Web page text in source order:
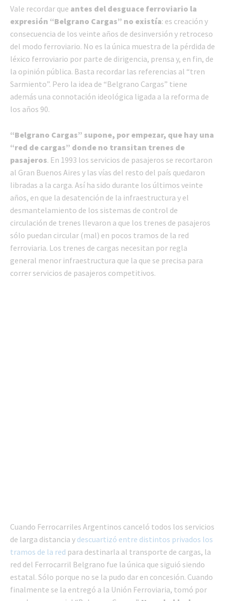
Vale recordar que antes del desguace ferroviario la
expresión “Belgrano Cargas” no existía: es creación y
consecuencia de los veinte años de desinversión y retroceso
del modo ferroviario. No es la única muestra de la pérdida de
léxico ferroviario por parte de dirigencia, prensa y, en fin, de
la opinión pública. Basta recordar las referencias al “tren
Sarmiento”. Pero la idea de “Belgrano Cargas” tiene
además una connotación ideológica ligada a la reforma de
los años 90.
“Belgrano Cargas” supone, por empezar, que hay una
“red de cargas” donde no transitan trenes de
pasajeros. En 1993 los servicios de pasajeros se recortaron
al Gran Buenos Aires y las vías del resto del país quedaron
libradas a la carga. Así ha sido durante los últimos veinte
años, en que la desatención de la infraestructura y el
desmantelamiento de los sistemas de control de
circulación de trenes llevaron a que los trenes de pasajeros
sólo puedan circular (mal) en pocos tramos de la red
ferroviaria. Los trenes de cargas necesitan por regla
general menor infraestructura que la que se precisa para
correr servicios de pasajeros competitivos.
Cuando Ferrocarriles Argentinos canceló todos los servicios
de larga distancia y descuartizó entre distintos privados los
tramos de la red para destinarla al transporte de cargas, la
red del Ferrocarril Belgrano fue la única que siguió siendo
estatal. Sólo porque no se la pudo dar en concesión. Cuando
finalmente se la entregó a la Unión Ferroviaria, tomó por